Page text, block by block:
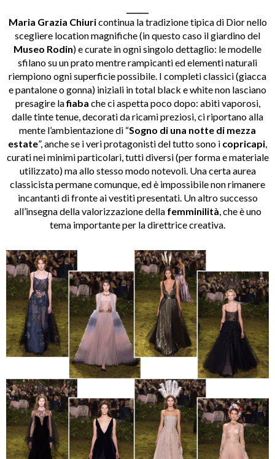
Maria Grazia Chiuricontinua la tradizione tipica di Dior nello
scegliere location magnifiche (in questo caso il giardino del
Museo Rodin) e curate in ogni singolo dettaglio: le modelle
sfilano su un prato mentre rampicanti ed elementi naturali
riempiono ogni superficie possibile. I completi classici (giacca
e pantalone o gonna) iniziali in total black e white non lasciano
presagire lafiaba che ci aspetta poco dopo: abiti vaporosi,
dalle tinte tenue, decorati da ricami preziosi, ci riportano alla
mente l’ambientazione di “Sogno di una notte di mezza
estate”, anche se i veri protagonisti del tutto sono i copricapi,
curati nei minimi particolari, tutti diversi (per forma e materiale
utilizzato) ma allo stesso modo notevoli. Una certa aurea
classicista permane comunque, ed è impossibile non rimanere
incantanti di fronte ai vestiti presentati. Un altro successo
all’insegna della valorizzazione della femminilità, che è uno
tema importante per la direttrice creativa.